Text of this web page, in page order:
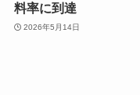
料率に到達
2026年5月14日